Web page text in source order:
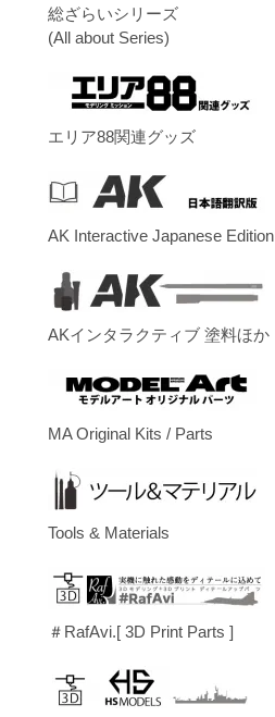
総ざらいシリーズ
(All about Series)
エリア88関連グッズ
AK Interactive Japanese Edition
AKインタラクティブ 塗料ほか
MA Original Kits / Parts
Tools & Materials
＃RafAvi.[ 3D Print Parts ]